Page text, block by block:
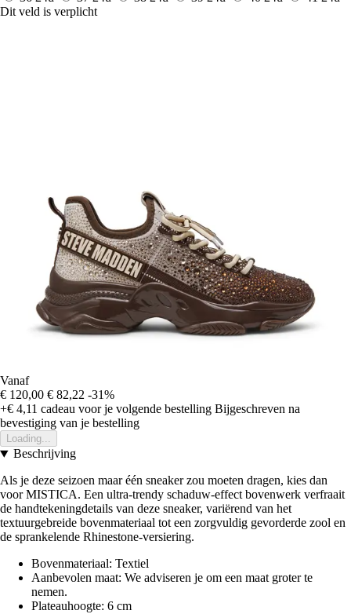
Dit veld is verplicht
Vanaf
€ 120,00 € 82,22 -31%
+€ 4,11 cadeau voor je volgende bestelling Bijgeschreven na
bevestiging van je bestelling
Loading...
Beschrijving
Als je deze seizoen maar één sneaker zou moeten dragen, kies dan
voor MISTICA. Een ultra-trendy schaduw-effect bovenwerk verfraait
de handtekeningdetails van deze sneaker, variërend van het
textuurgebreide bovenmateriaal tot een zorgvuldig gevorderde zool en
de sprankelende Rhinestone-versiering.
Bovenmateriaal: Textiel
Aanbevolen maat: We adviseren je om een maat groter te
nemen.
Plateauhoogte: 6 cm